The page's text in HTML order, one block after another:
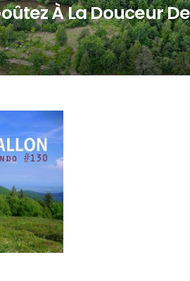
À La Douceur De